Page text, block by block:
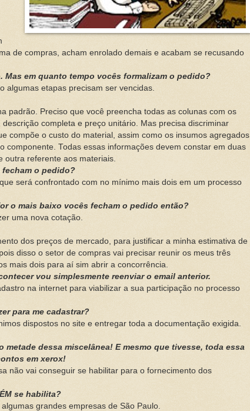
de compras, acham enrolado demais e acabam se recusando
Mas em quanto tempo vocês formalizam o pedido?
algumas etapas precisam ser vencidas.
padrão. Preciso que você preencha todas as colunas com os
completa e preço unitário. Mas precisa discriminar
compõe o custo do material, assim como os insumos agregados
componente. Todas essas informações devem constar em duas
outra referente aos materiais.
o pedido?
será confrontado com no mínimo mais dois em um processo
o mais baixo vocês fecham o pedido então?
uma nova cotação.
dos preços de mercado, para justificar a minha estimativa de
disso o setor de compras vai precisar reunir os meus três
mais dois para aí sim abrir a concorrência.
vou simplesmente reenviar o email anterior.
na internet para viabilizar a sua participação no processo
para me cadastrar?
dispostos no site e entregar toda a documentação exigida.
metade dessa miscelânea! E mesmo que tivesse, toda essa
em xerox!
não vai conseguir se habilitar para o fornecimento dos
se habilita?
grandes empresas de São Paulo.